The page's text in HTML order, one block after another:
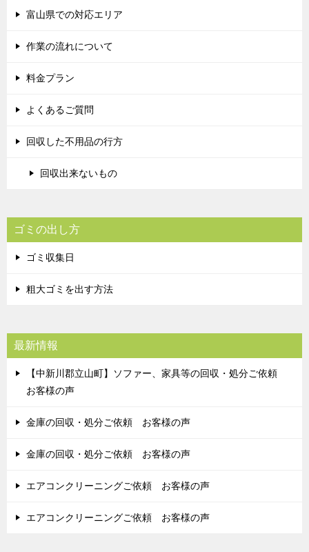
富山県での対応エリア
作業の流れについて
料金プラン
よくあるご質問
回収した不用品の行方
回収出来ないもの
ゴミの出し方
ゴミ収集日
粗大ゴミを出す方法
最新情報
【中新川郡立山町】ソファー、家具等の回収・処分ご依頼
お客様の声
金庫の回収・処分ご依頼 お客様の声
金庫の回収・処分ご依頼 お客様の声
エアコンクリーニングご依頼 お客様の声
エアコンクリーニングご依頼 お客様の声